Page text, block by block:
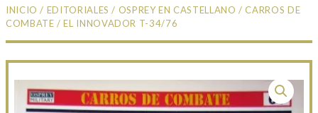
INICIO / EDITORIALES / OSPREY EN CASTELLANO /CARROS DE
COMBATE / EL INNOVADOR T-34/76